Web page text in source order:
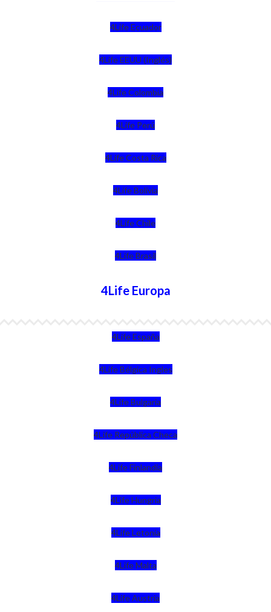
4Life Ecuador
4Life EEUU (Inglés)
4Life Colombia
4Life Perú
4Life Costa Rica
4Life Bolivia
4Life Chile
4Life Brasil
4Life Europa
4Life España
4Life Bélgica Ingles
4Life Bulgaria
4Life República Checa
4Life Finlandia
4Life Hungria
4Life Letonia
4Life Malta
4Life Austria